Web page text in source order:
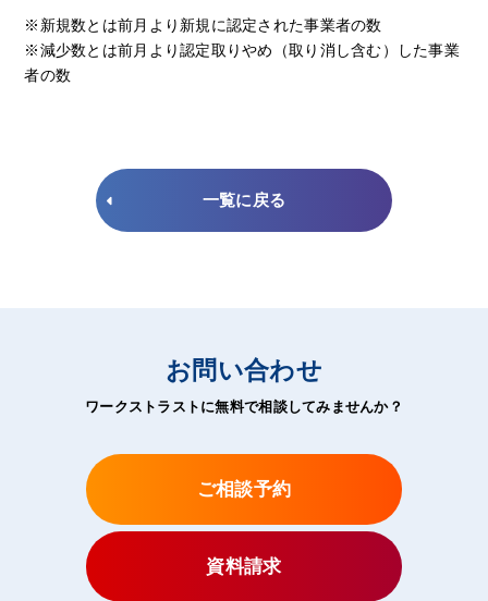
※新規数とは前月より新規に認定された事業者の数
※減少数とは前月より認定取りやめ（取り消し含む）した事業
者の数
一覧に戻る
お問い合わせ
ワークストラストに無料で相談してみませんか？
ご相談予約
資料請求